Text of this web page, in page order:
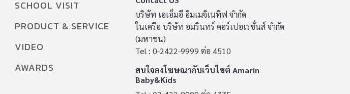
SCHOOL VISIT
PRODUCT & SERVICE
VIDEO
AWARDS
บริษัท เอเอ็มอี อิมเมจิเนทีฟ จำกัด
ในเครือ บริษัท อมรินทร์ คอร์เปอเรชั่นส์ จำกัด
(มหาชน)
Tel : 0-2422-9999 ต่อ 4510
สนใจลงโฆษณากับเว็บไซต์ Amarin
Baby&Kids